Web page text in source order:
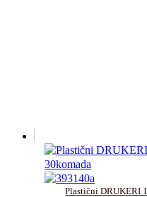
Plastični DRUKERI